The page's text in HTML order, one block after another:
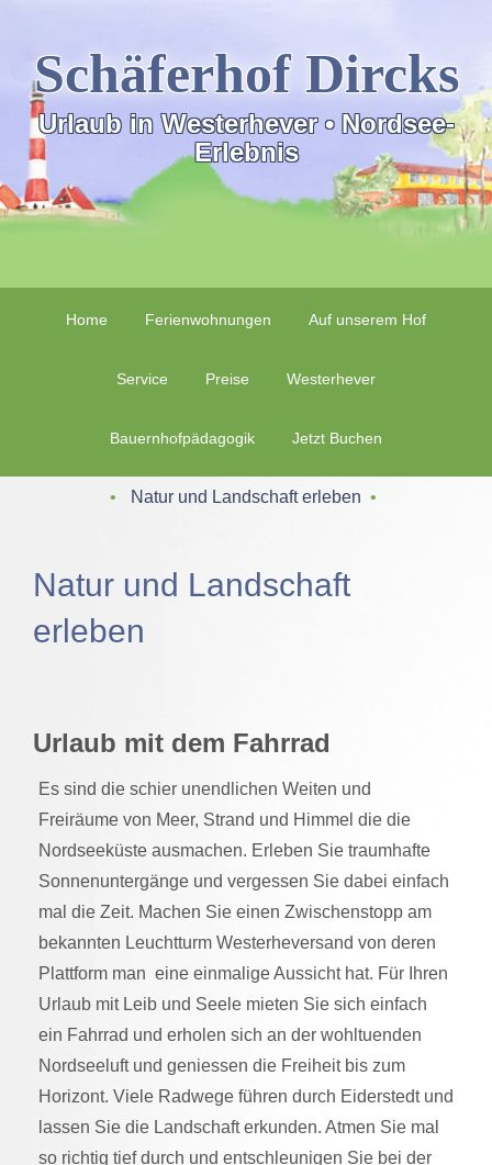
Schäferhof Dircks
Urlaub in Westerhever • Nordsee-
Erlebnis
Home Ferienwohnungen Auf unserem Hof
Service Preise Westerhever
Bauernhofpädagogik Jetzt Buchen
‌ • ‌ Natur und Landschaft erleben ‌ • ‌
Natur und Landschaft
erleben
Urlaub mit dem Fahrrad
Es sind die schier unendlichen Weiten und
Freiräume von Meer, Strand und Himmel die die
Nordseeküste ausmachen. Erleben Sie traumhafte
Sonnenuntergänge und vergessen Sie dabei einfach
mal die Zeit. Machen Sie einen Zwischenstopp am
bekannten Leuchtturm Westerheversand von deren
Plattform man eine einmalige Aussicht hat. Für Ihren
Urlaub mit Leib und Seele mieten Sie sich einfach
ein Fahrrad und erholen sich an der wohltuenden
Nordseeluft und geniessen die Freiheit bis zum
Horizont. Viele Radwege führen durch Eiderstedt und
lassen Sie die Landschaft erkunden. Atmen Sie mal
so richtig tief durch und entschleunigen Sie bei der